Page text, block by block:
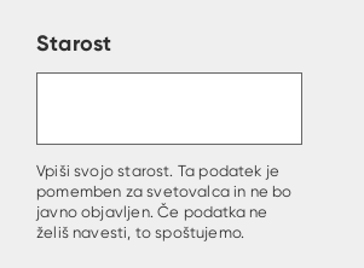
Starost
Vpiši svojo starost. Ta podatek je
pomemben za svetovalca in ne bo
javno objavljen. Če podatka ne
želiš navesti, to spoštujemo.